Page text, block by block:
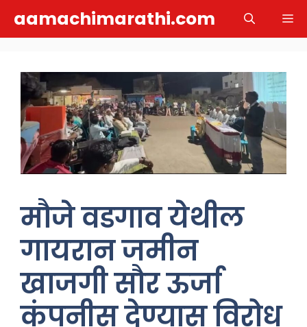
aamachimarathi.com
मौजे वडगाव येथील
गायरान जमीन
खाजगी सौर ऊर्जा
कंपनीस देण्यास विरोध